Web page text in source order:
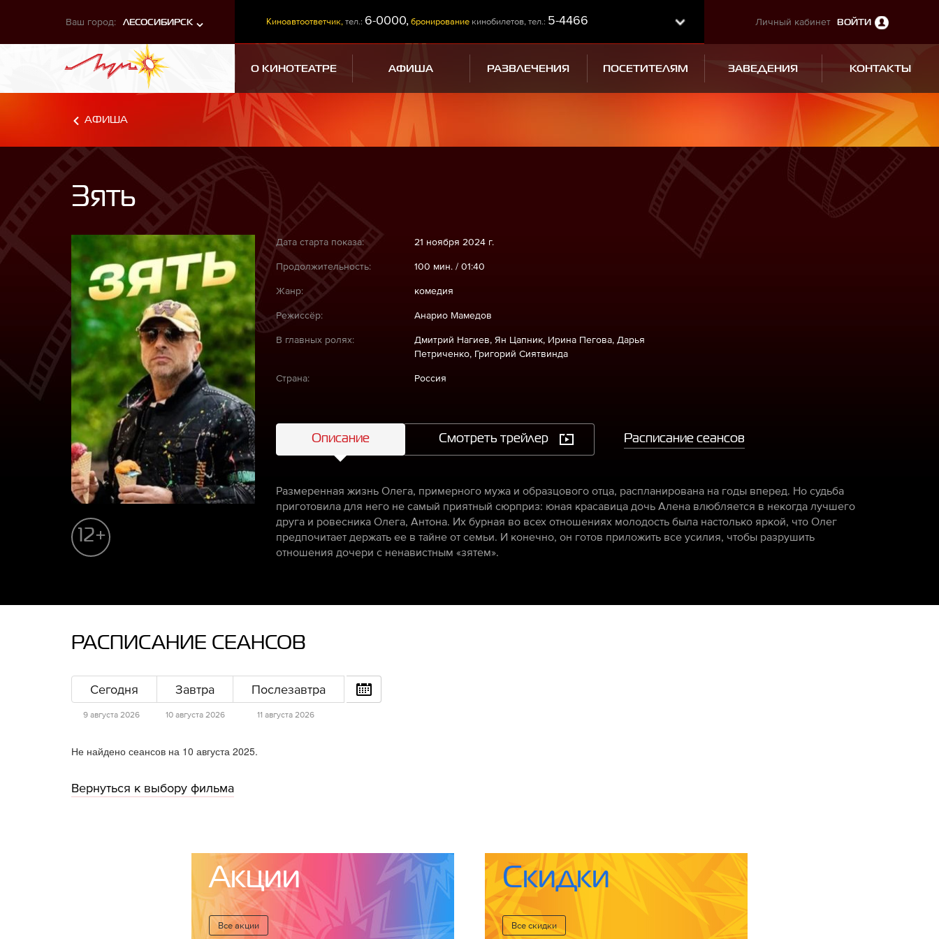
Ваш город: ЛЕСОСИБИРСК Киноавтоответчик, тел.: 6-0000, бронирование кинобилетов, тел.: 5-4466 Личный кабинет ВОЙТИ
О КИНОТЕАТРЕ АФИША РАЗВЛЕЧЕНИЯ ПОСЕТИТЕЛЯМ ЗАВЕДЕНИЯ КОНТАКТЫ
АФИША
Зять
12+
Дата старта показа: 21 ноября 2024 г.
Продолжительность: 100 мин. / 01:40
Жанр: комедия
Режиссёр: Анарио Мамедов
В главных ролях:
Дмитрий Нагиев, Ян Цапник, Ирина Пегова, Дарья
Петриченко, Григорий Сиятвинда
Страна: Россия
Описание Смотреть трейлер Расписание сеансов
Размеренная жизнь Олега, примерного мужа и образцового отца, распланирована на годы вперед. Но судьба
приготовила для него не самый приятный сюрприз: юная красавица дочь Алена влюбляется в некогда лучшего
друга и ровесника Олега, Антона. Их бурная во всех отношениях молодость была настолько яркой, что Олег
предпочитает держать ее в тайне от семьи. И конечно, он готов приложить все усилия, чтобы разрушить
отношения дочери с ненавистным «зятем».
РАСПИСАНИЕ СЕАНСОВ
Сегодня
9 августа 2026
Завтра
10 августа 2026
Послезавтра
11 августа 2026
Не найдено сеансов на 10 августа 2025.
Вернуться к выбору фильма
Акции
Все акции
Скидки
Все cкидки